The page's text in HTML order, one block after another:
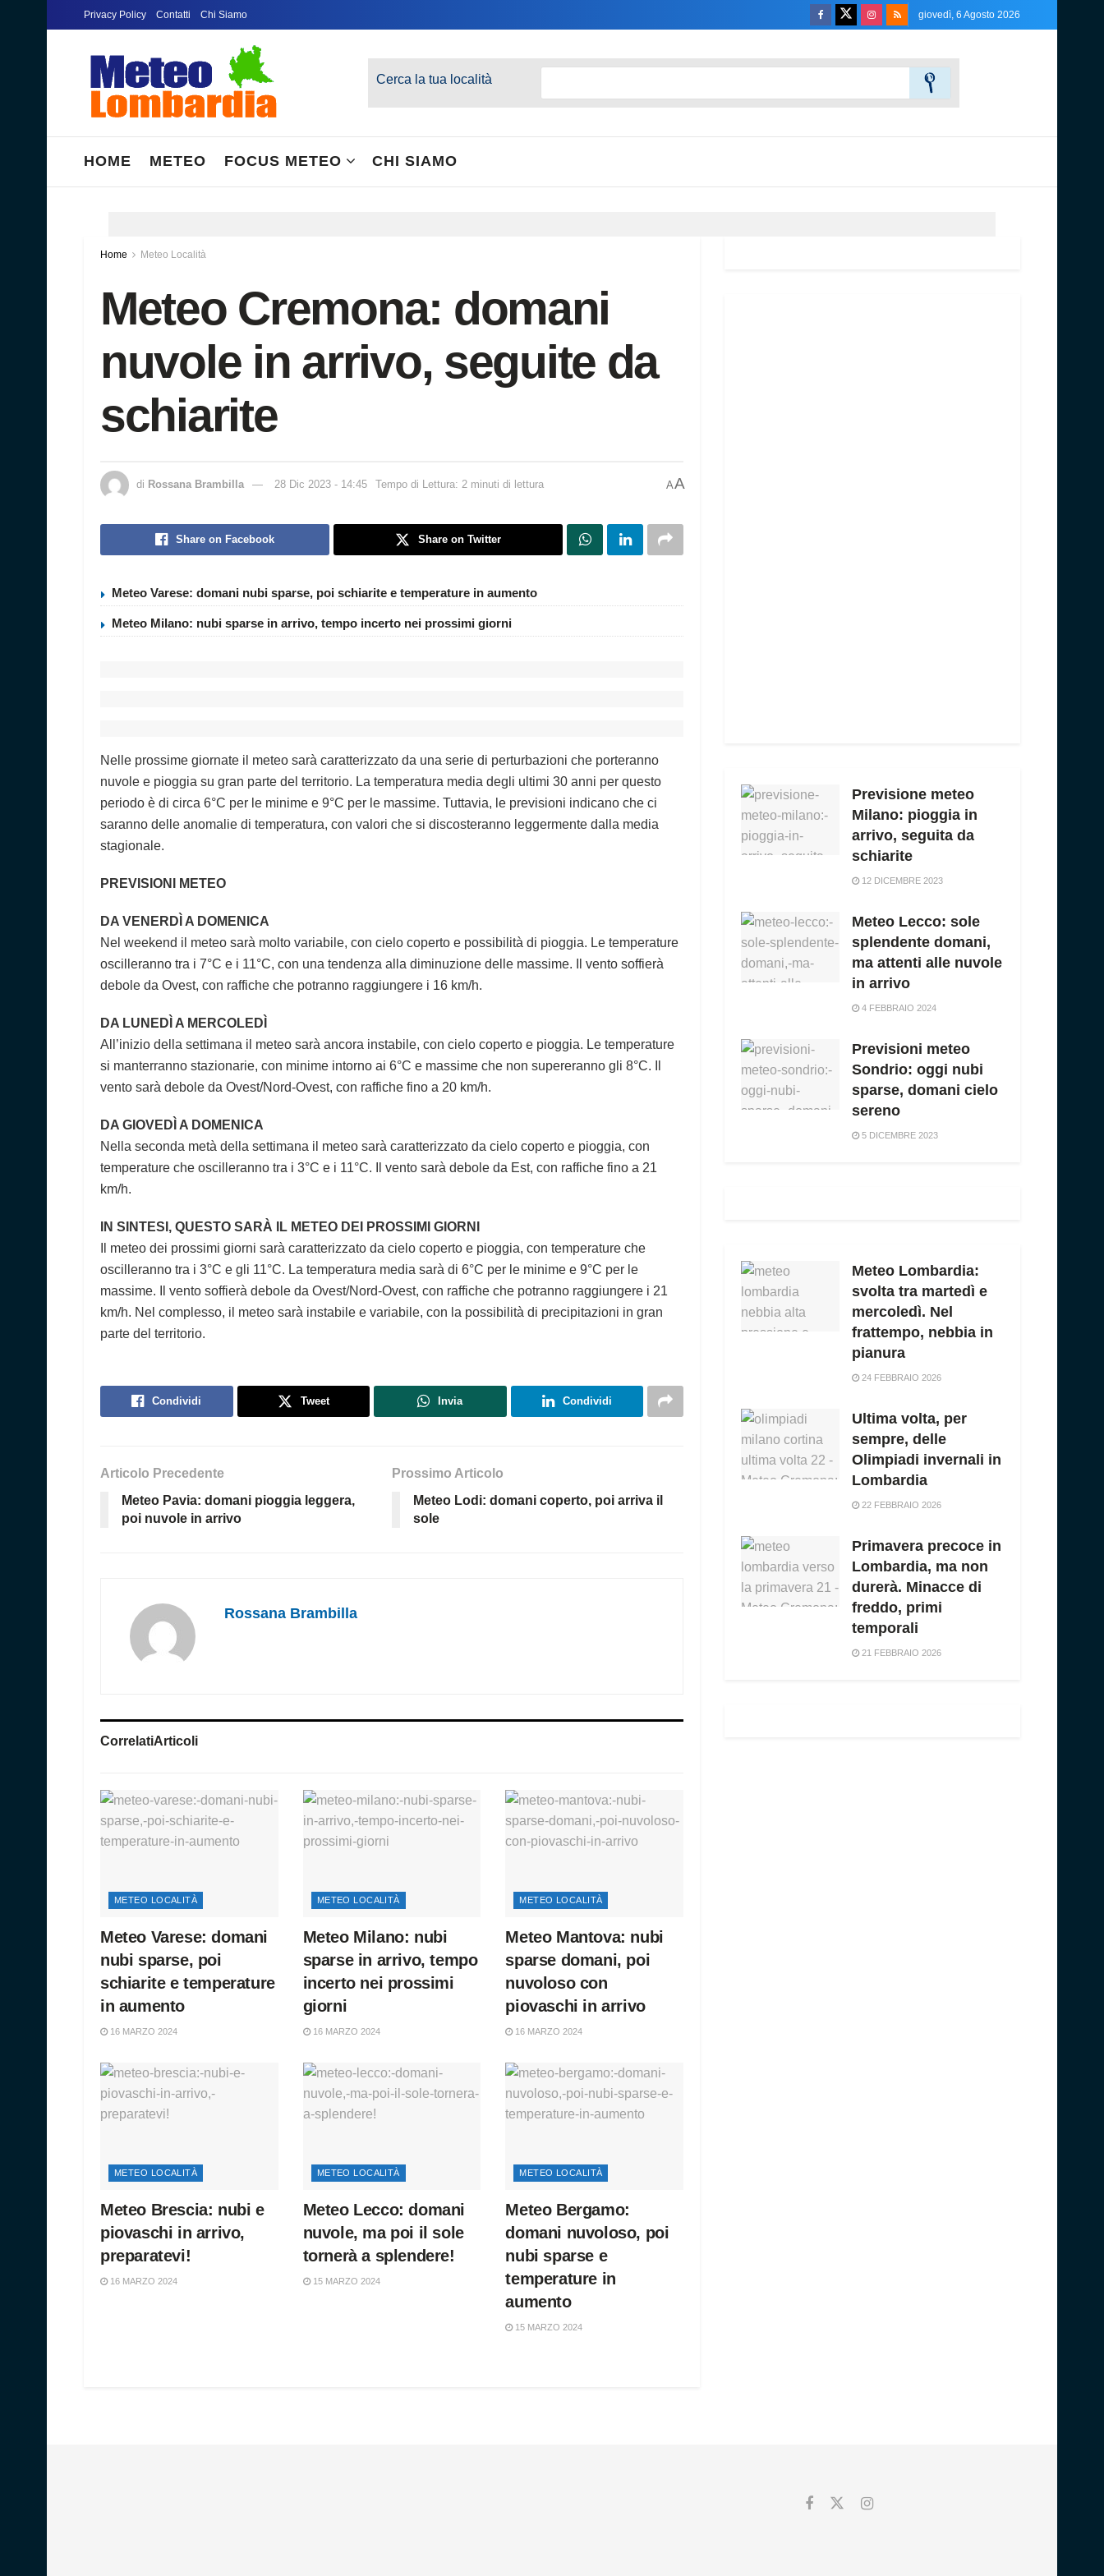
Privacy Policy Contatti Chi Siamo giovedì, 6 Agosto 2026
Cerca la tua località
HOME METEO FOCUS METEO CHI SIAMO
Home Meteo Località
Meteo Cremona: domani
nuvole in arrivo, seguite da
schiarite
di Rossana Brambilla 28 Dic 2023 - 14:45 Tempo di Lettura: 2 minuti di lettura AA
Share on Facebook Share on Twitter
Meteo Varese: domani nubi sparse, poi schiarite e temperature in aumento
Meteo Milano: nubi sparse in arrivo, tempo incerto nei prossimi giorni
Nelle prossime giornate il meteo sarà caratterizzato da una serie di perturbazioni che porteranno
nuvole e pioggia su gran parte del territorio. La temperatura media degli ultimi 30 anni per questo
periodo è di circa 6°C per le minime e 9°C per le massime. Tuttavia, le previsioni indicano che ci
saranno delle anomalie di temperatura, con valori che si discosteranno leggermente dalla media
stagionale.
PREVISIONI METEO
DA VENERDÌ A DOMENICA
Nel weekend il meteo sarà molto variabile, con cielo coperto e possibilità di pioggia. Le temperature
oscilleranno tra i 7°C e i 11°C, con una tendenza alla diminuzione delle massime. Il vento soffierà
debole da Ovest, con raffiche che potranno raggiungere i 16 km/h.
DA LUNEDÌ A MERCOLEDÌ
All’inizio della settimana il meteo sarà ancora instabile, con cielo coperto e pioggia. Le temperature
si manterranno stazionarie, con minime intorno ai 6°C e massime che non supereranno gli 8°C. Il
vento sarà debole da Ovest/Nord-Ovest, con raffiche fino a 20 km/h.
DA GIOVEDÌ A DOMENICA
Nella seconda metà della settimana il meteo sarà caratterizzato da cielo coperto e pioggia, con
temperature che oscilleranno tra i 3°C e i 11°C. Il vento sarà debole da Est, con raffiche fino a 21
km/h.
IN SINTESI, QUESTO SARÀ IL METEO DEI PROSSIMI GIORNI
Il meteo dei prossimi giorni sarà caratterizzato da cielo coperto e pioggia, con temperature che
oscilleranno tra i 3°C e gli 11°C. La temperatura media sarà di 6°C per le minime e 9°C per le
massime. Il vento soffierà debole da Ovest/Nord-Ovest, con raffiche che potranno raggiungere i 21
km/h. Nel complesso, il meteo sarà instabile e variabile, con la possibilità di precipitazioni in gran
parte del territorio.
Condividi Tweet Invia Condividi
Articolo Precedente
Meteo Pavia: domani pioggia leggera,
poi nuvole in arrivo
Prossimo Articolo
Meteo Lodi: domani coperto, poi arriva il
sole
Rossana Brambilla
CorrelatiArticoli
METEO LOCALITÀ
Meteo Varese: domani
nubi sparse, poi
schiarite e temperature
in aumento
16 MARZO 2024
METEO LOCALITÀ
Meteo Milano: nubi
sparse in arrivo, tempo
incerto nei prossimi
giorni
16 MARZO 2024
METEO LOCALITÀ
Meteo Mantova: nubi
sparse domani, poi
nuvoloso con
piovaschi in arrivo
16 MARZO 2024
METEO LOCALITÀ
Meteo Brescia: nubi e
piovaschi in arrivo,
preparatevi!
16 MARZO 2024
METEO LOCALITÀ
Meteo Lecco: domani
nuvole, ma poi il sole
tornerà a splendere!
15 MARZO 2024
METEO LOCALITÀ
Meteo Bergamo:
domani nuvoloso, poi
nubi sparse e
temperature in
aumento
15 MARZO 2024
Previsione meteo
Milano: pioggia in
arrivo, seguita da
schiarite
12 DICEMBRE 2023
Meteo Lecco: sole
splendente domani,
ma attenti alle nuvole
in arrivo
4 FEBBRAIO 2024
Previsioni meteo
Sondrio: oggi nubi
sparse, domani cielo
sereno
5 DICEMBRE 2023
Meteo Lombardia:
svolta tra martedì e
mercoledì. Nel
frattempo, nebbia in
pianura
24 FEBBRAIO 2026
Ultima volta, per
sempre, delle
Olimpiadi invernali in
Lombardia
22 FEBBRAIO 2026
Primavera precoce in
Lombardia, ma non
durerà. Minacce di
freddo, primi
temporali
21 FEBBRAIO 2026